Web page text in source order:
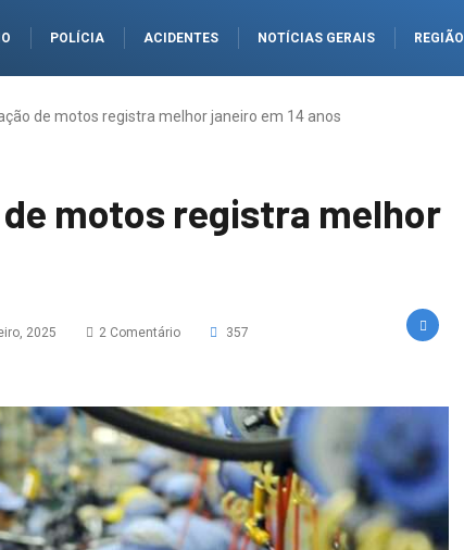
POLÍCIA ACIDENTES NOTÍCIAS GERAIS REGIÃO
de motos registra melhor janeiro em 14 anos
motos registra melhor
2025 2 Comentário 357